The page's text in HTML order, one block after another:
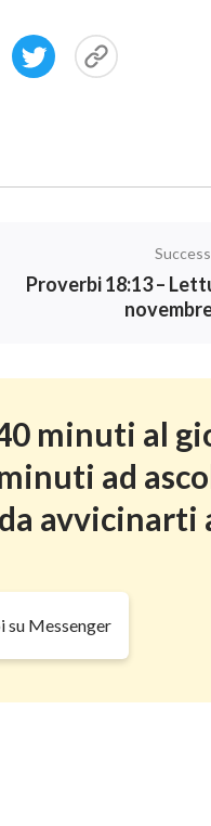
Proverbi 18:13 –
minuti al
ad
avvicinarti
su Messenger